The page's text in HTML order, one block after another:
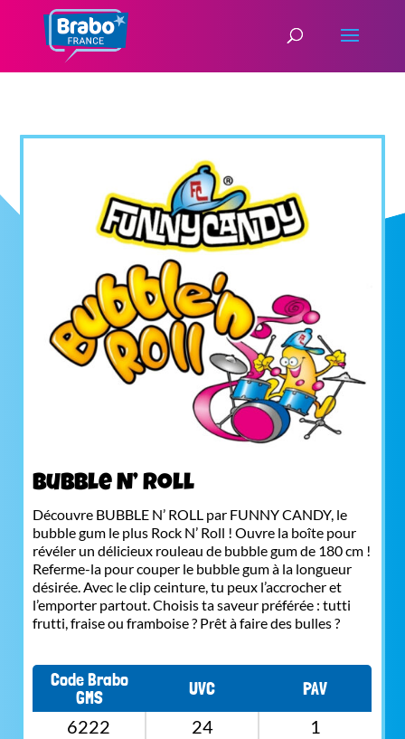
Bubble N’ roll
Découvre BUBBLE N’ ROLL par FUNNY CANDY, le
bubble gum le plus Rock N’ Roll ! Ouvre la boîte pour
révéler un délicieux rouleau de bubble gum de 180 cm !
Referme-la pour couper le bubble gum à la longueur
désirée. Avec le clip ceinture, tu peux l’accrocher et
l’emporter partout. Choisis ta saveur préférée : tutti
frutti, fraise ou framboise ? Prêt à faire des bulles ?
Code Brabo
GMS
UVC
PAV
6222
24
1